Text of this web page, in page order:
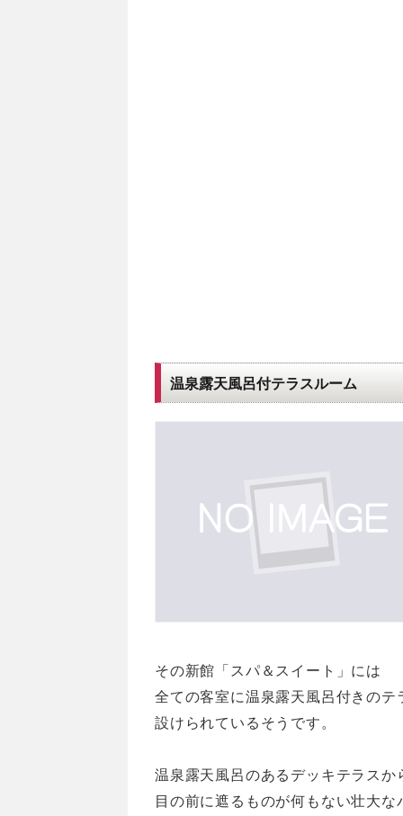
温泉露天風呂付テラスルーム
その新館「スパ＆スイート」には
全ての客室に温泉露天風呂付きのテ
設けられているそうです。
温泉露天風呂のあるデッキテラスか
目の前に遮るものが何もない壮大な